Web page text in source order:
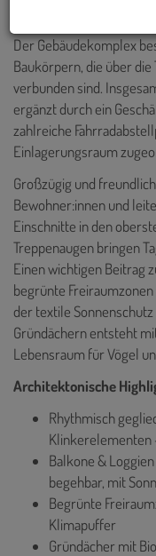
Der Gebäudekomplex
Baukörpern, die über
verbunden sind.
ergänzt durch ein
zahlreiche
Einlagerungsraum
Großzügig und
Bewohner:innen und
Einschnitte in den
Treppenaugen bringen
Einen wichtigen Beitrag
begrünte
der textile
Gründächern entsteht
Lebensraum für Vögel
Architektonische
Rhythmisch
Klinkerelementen
Balkone &
begehbar, mit
Begrünte
Klimapuffer
Gründächer mit